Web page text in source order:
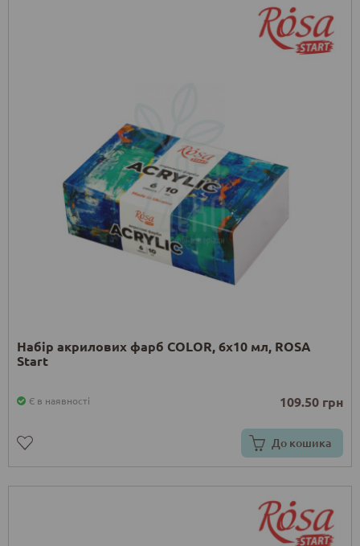
Набір акрилових фарб COLOR, 6x10 мл, ROSA
Start
Є в наявності 109.50 грн
До кошика